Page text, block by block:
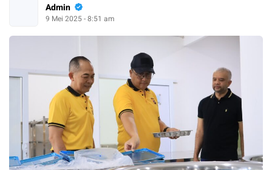
Admin
9 Mei 2025 - 8:51 am